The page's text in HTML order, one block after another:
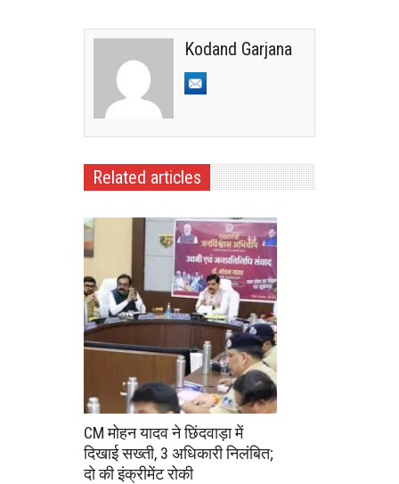
Kodand Garjana
Related articles
CM मोहन यादव ने छिंदवाड़ा में
दिखाई सख्ती, 3 अधिकारी निलंबित;
दो की इंक्रीमेंट रोकी